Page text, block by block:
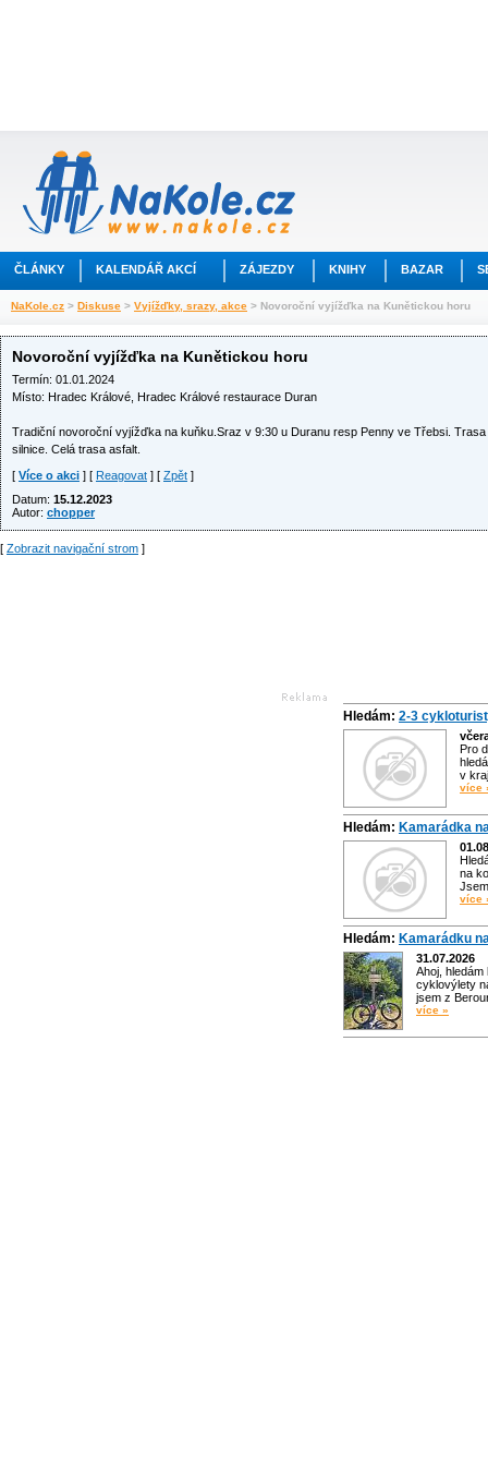
ČLÁNKY KALENDÁŘ AKCÍ ZÁJEZDY KNIHY BAZAR
NaKole.cz > Diskuse > Vyjížďky, srazy, akce > Novoroční vyjížďka na Kunětickou horu
Novoroční vyjížďka na Kunětickou horu
Termín: 01.01.2024
Místo: Hradec Králové, Hradec Králové restaurace Duran
Tradiční novoroční vyjížďka na kuňku.Sraz v 9:30 u Duranu resp Penny ve Třebsi.
silnice. Celá trasa asfalt.
[ Více o akci ] [ Reagovat ] [ Zpět ]
Datum: 15.12.2023
Autor: chopper
[ Zobrazit navigační strom ]
Hledám: 2-3
Pro
v
více
Hledám: Kamarádka
na
více
Hledám: Kamarádku
31.07.2026
Ahoj,
cyklovýlety
jsem z
více »